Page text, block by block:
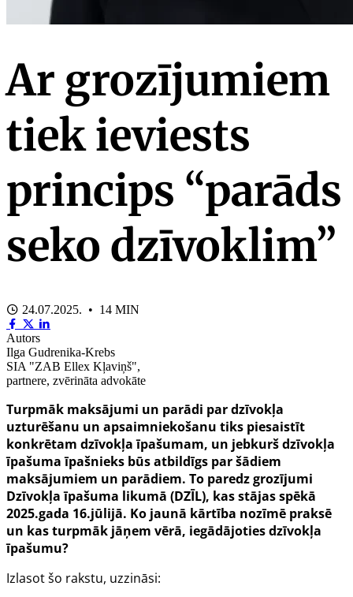
Ar grozījumiem
tiek ieviests
princips “parāds
seko dzīvoklim”
24.07.2025. • 14 MIN
Autors
Ilga Gudrenika-Krebs
SIA "ZAB Ellex Kļaviņš",
partnere, zvērināta advokāte
Turpmāk maksājumi un parādi par dzīvokļa
uzturēšanu un apsaimniekošanu tiks piesaistīt
konkrētam dzīvokļa īpašumam, un jebkurš dzīvokļa
īpašuma īpašnieks būs atbildīgs par šādiem
maksājumiem un parādiem. To paredz grozījumi
Dzīvokļa īpašuma likumā (DZĪL), kas stājas spēkā
2025.gada 16.jūlijā. Ko jaunā kārtība nozīmē praksē
un kas turpmāk jāņem vērā, iegādājoties dzīvokļa
īpašumu?
Izlasot šo rakstu, uzzināsi: